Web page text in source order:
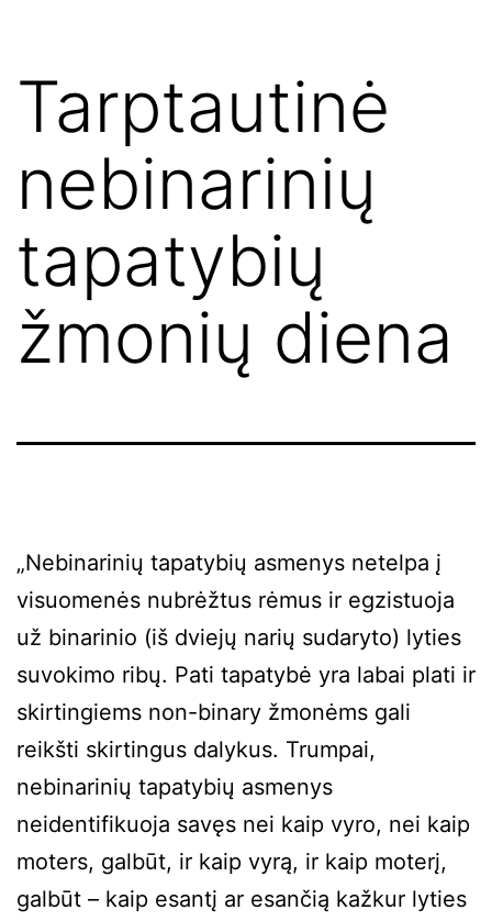
Tarptautinė
nebinarinių
tapatybių
žmonių diena
„Nebinarinių tapatybių asmenys netelpa į
visuomenės nubrėžtus rėmus ir egzistuoja
už binarinio (iš dviejų narių sudaryto) lyties
suvokimo ribų. Pati tapatybė yra labai plati ir
skirtingiems non-binary žmonėms gali
reikšti skirtingus dalykus. Trumpai,
nebinarinių tapatybių asmenys
neidentifikuoja savęs nei kaip vyro, nei kaip
moters, galbūt, ir kaip vyrą, ir kaip moterį,
galbūt – kaip esantį ar esančią kažkur lyties